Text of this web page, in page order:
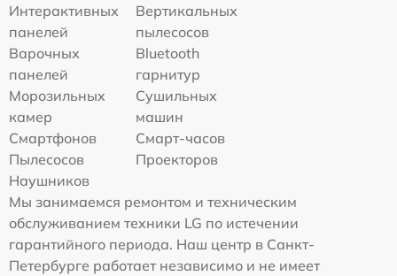
Интерактивных
панелей
Вертикальных
пылесосов
Варочных
панелей
Bluetooth
гарнитур
Морозильных
камер
Сушильных
машин
Смартфонов
Смарт-часов
Пылесосов
Проекторов
Наушников
Мы занимаемся ремонтом и техническим
обслуживанием техники LG по истечении
гарантийного периода. Наш центр в Санкт-
Петербурге работает независимо и не имеет